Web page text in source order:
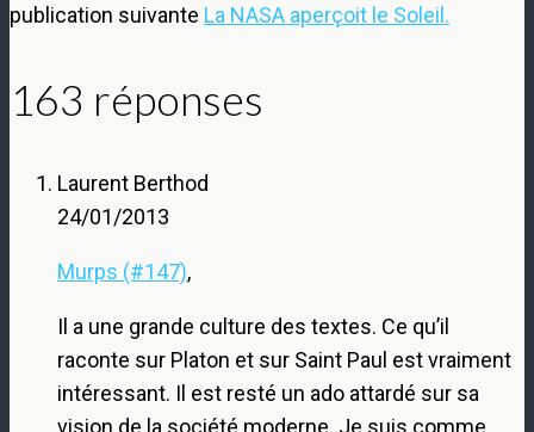
publication suivante La NASA aperçoit le Soleil.
163 réponses
Laurent Berthod
24/01/2013
Murps (#147),
Il a une grande culture des textes. Ce qu’il
raconte sur Platon et sur Saint Paul est vraiment
intéressant. Il est resté un ado attardé sur sa
vision de la société moderne. Je suis comme